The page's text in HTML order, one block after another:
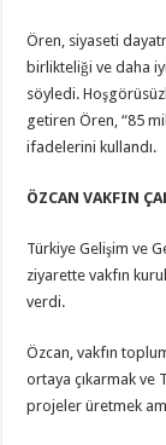
Ören, siyaseti
birlikteliği ve daha
söyledi.
getiren Ören, “85
ifadelerini kullandı.
ÖZCAN VAKFIN
Türkiye Gelişim ve
ziyarette vakfın
verdi.
Özcan, vakfın
ortaya çıkarmak ve
projeler üretmek